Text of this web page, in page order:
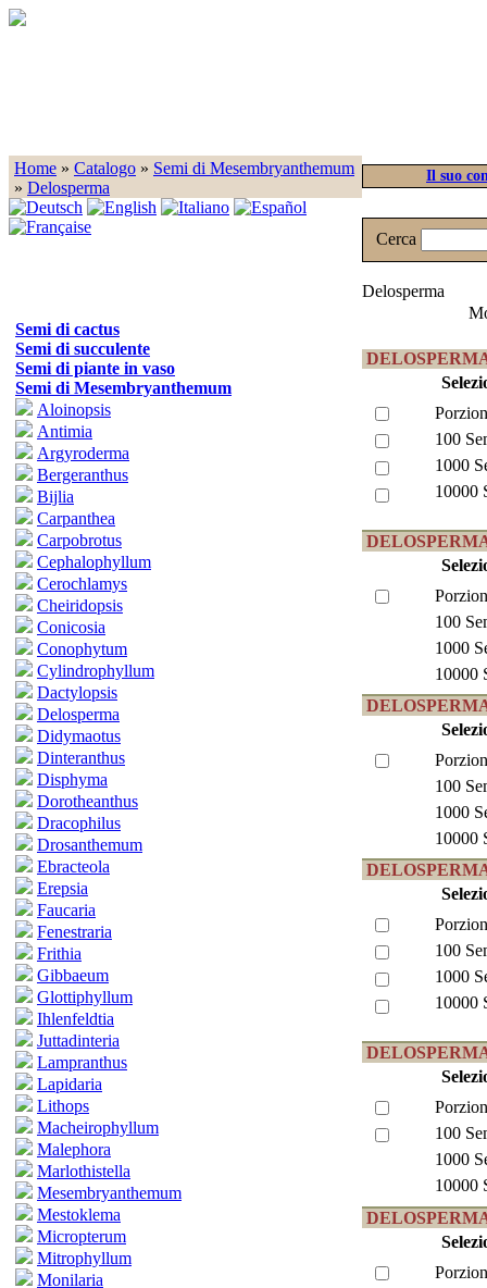
Home » Catalogo » Semi di Mesembryanthemum
» Delosperma
Il suo
Semi di cactus
Semi di succulente
Semi di piante in vaso
Semi di Mesembryanthemum
Aloinopsis
Antimia
Argyroderma
Bergeranthus
Bijlia
Carpanthea
Carpobrotus
Cephalophyllum
Cerochlamys
Cheiridopsis
Conicosia
Conophytum
Cylindrophyllum
Dactylopsis
Delosperma
Didymaotus
Dinteranthus
Disphyma
Dorotheanthus
Dracophilus
Drosanthemum
Ebracteola
Erepsia
Faucaria
Fenestraria
Frithia
Gibbaeum
Glottiphyllum
Ihlenfeldtia
Juttadinteria
Lampranthus
Lapidaria
Lithops
Macheirophyllum
Malephora
Marlothistella
Mesembryanthemum
Mestoklema
Micropterum
Mitrophyllum
Monilaria
Cerca
Delosperma
100
1000
10000
100
1000
10000
100
1000
10000
100
1000
10000
100
1000
10000